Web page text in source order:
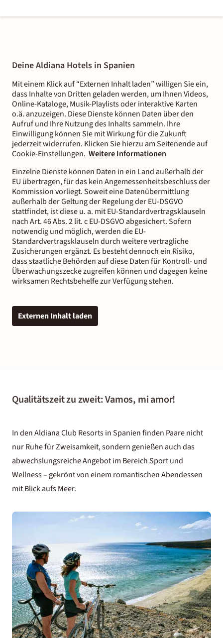
Deine Aldiana Hotels in Spanien
Mit einem Klick auf “Externen Inhalt laden” willigen Sie ein,
dass Inhalte von Dritten geladen werden, um Ihnen Videos,
Online-Kataloge, Musik-Playlists oder interaktive Karten
o.ä. anzuzeigen. Diese Dienste können Daten über den
Aufruf und Ihre Nutzung des Inhalts sammeln. Ihre
Einwilligung können Sie mit Wirkung für die Zukunft
jederzeit widerrufen. Klicken Sie hierzu am Seitenende auf
Cookie-Einstellungen. Weitere Informationen
Einzelne Dienste können Daten in ein Land außerhalb der
EU übertragen, für das kein Angemessenheitsbeschluss der
Kommission vorliegt. Soweit eine Datenübermittlung
außerhalb der Geltung der Regelung der EU-DSGVO
stattfindet, ist diese u. a. mit EU-Standardvertragsklauseln
nach Art. 46 Abs. 2 lit. c EU-DSGVO abgesichert. Sofern
notwendig und möglich, werden die EU-
Standardvertragsklauseln durch weitere vertragliche
Zusicherungen ergänzt. Es besteht dennoch ein Risiko,
dass staatliche Behörden auf diese Daten für Kontroll- und
Überwachungszecke zugreifen können und dagegen keine
wirksamen Rechtsbehelfe zur Verfügung stehen.
Externen Inhalt laden
Qualitätszeit zu zweit: Vamos, mi amor!
In den Aldiana Club Resorts in Spanien finden Paare nicht
nur Ruhe für Zweisamkeit, sondern genießen auch das
abwechslungsreiche Angebot im Bereich Sport und
Wellness – gekrönt von einem romantischen Abendessen
mit Blick aufs Meer.